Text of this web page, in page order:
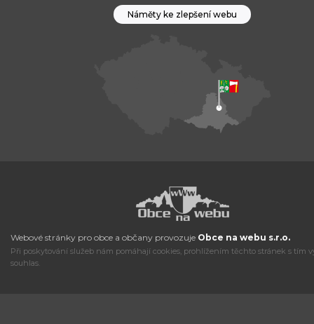
Náměty ke zlepšení webu
Webové stránky pro obce a občany provozuje Obce na webu s.r.o.
Při poskytování služeb nám pomáhají cookies, prohlížením těchto stránek s tím
souhlas.